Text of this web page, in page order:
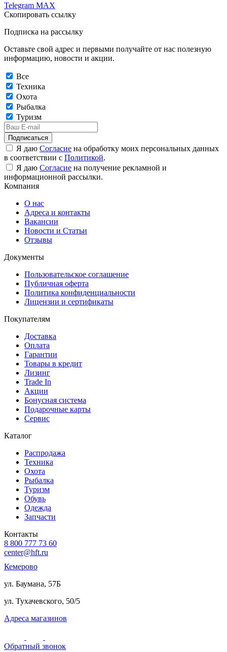
Telegram MAX
Скопировать ссылку
Подписка на рассылку
Оставьте свой адрес и первыми получайте от нас полезную
информацию, новости и акции.
Все
Техника
Охота
Рыбалка
Туризм
Подписаться
Я даю Согласие на обработку моих персональных данных
в соответствии с Политикой.
Я даю Согласие на получение рекламной и
информационной рассылки.
Компания
О нас
Адреса и контакты
Вакансии
Новости и Статьи
Отзывы
Документы
Пользовательское соглашение
Публичная оферта
Политика конфиденциальности
Лицензии и сертификаты
Покупателям
Доставка
Оплата
Гарантии
Товары в кредит
Лизинг
Trade In
Акции
Бонусная система
Подарочные карты
Сервис
Каталог
Распродажа
Техника
Охота
Рыбалка
Туризм
Обувь
Одежда
Запчасти
Контакты
8 800 777 73 60
center@hft.ru
Кемерово
ул. Баумана, 57Б
ул. Тухачевского, 50/5
Адреса магазинов
Обратный звонок